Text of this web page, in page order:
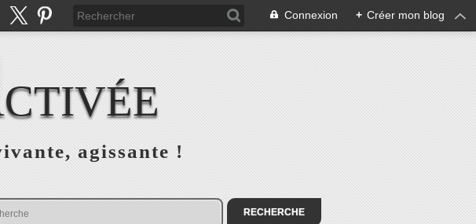
Connexion + Créer mon blog
agissante !